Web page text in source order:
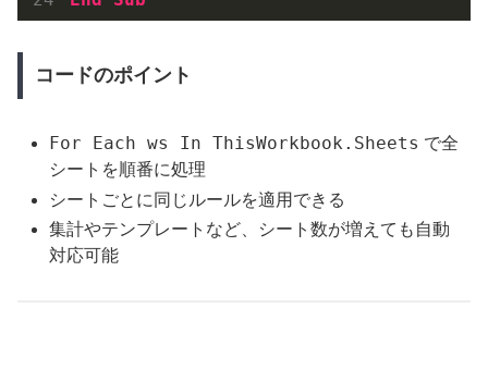
コードのポイント
For Each ws In ThisWorkbook.Sheets で全
シートを順番に処理
シートごとに同じルールを適用できる
集計やテンプレートなど、シート数が増えても自動
対応可能